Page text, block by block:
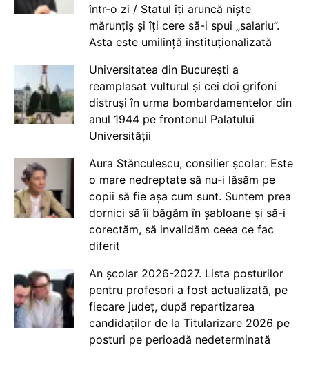
într-o zi / Statul îți aruncă niște
mărunțiș și îți cere să-i spui „salariu”.
Asta este umilință instituționalizată
Universitatea din București a
reamplasat vulturul și cei doi grifoni
distruși în urma bombardamentelor din
anul 1944 pe frontonul Palatului
Universității
Aura Stănculescu, consilier școlar: Este
o mare nedreptate să nu-i lăsăm pe
copii să fie așa cum sunt. Suntem prea
dornici să îi băgăm în șabloane și să-i
corectăm, să invalidăm ceea ce fac
diferit
An școlar 2026-2027. Lista posturilor
pentru profesori a fost actualizată, pe
fiecare județ, după repartizarea
candidaților de la Titularizare 2026 pe
posturi pe perioadă nedeterminată